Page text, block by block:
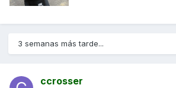
3 semanas más tarde...
ccrosser